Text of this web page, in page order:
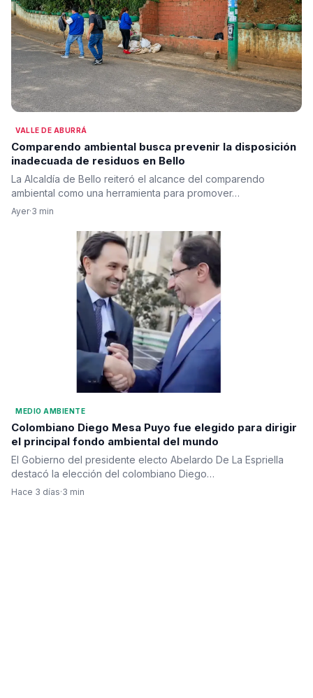
VALLE DE ABURRÁ
Comparendo ambiental busca prevenir la disposición
inadecuada de residuos en Bello
La Alcaldía de Bello reiteró el alcance del comparendo
ambiental como una herramienta para promover…
Ayer·3 min
MEDIO AMBIENTE
Colombiano Diego Mesa Puyo fue elegido para dirigir
el principal fondo ambiental del mundo
El Gobierno del presidente electo Abelardo De La Espriella
destacó la elección del colombiano Diego…
Hace 3 días·3 min